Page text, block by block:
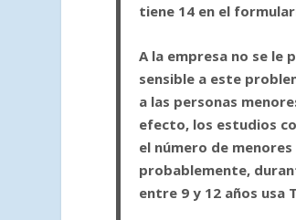
tiene 14 en el
A la empresa no se le
sensible a este
a las personas
efecto, los estudios
el número de
probablemente,
entre 9 y 12 años usa